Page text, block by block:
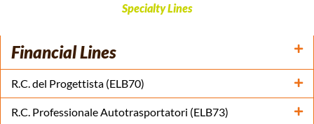
Specialty Lines
Financial Lines
R.C. del Progettista (ELB70)
R.C. Professionale Autotrasportatori (ELB73)